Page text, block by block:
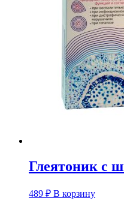
Глеятоник с
489 ₽ В корзину